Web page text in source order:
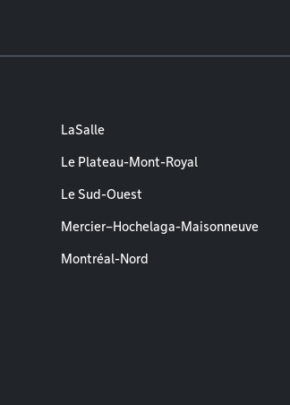
LaSalle
Le Plateau-Mont-Royal
Le Sud-Ouest
Mercier–Hochelaga-Maisonneuve
Montréal-Nord